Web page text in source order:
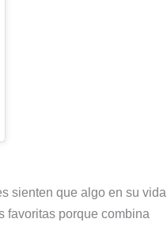
sienten que algo en su vida
favoritas porque combina